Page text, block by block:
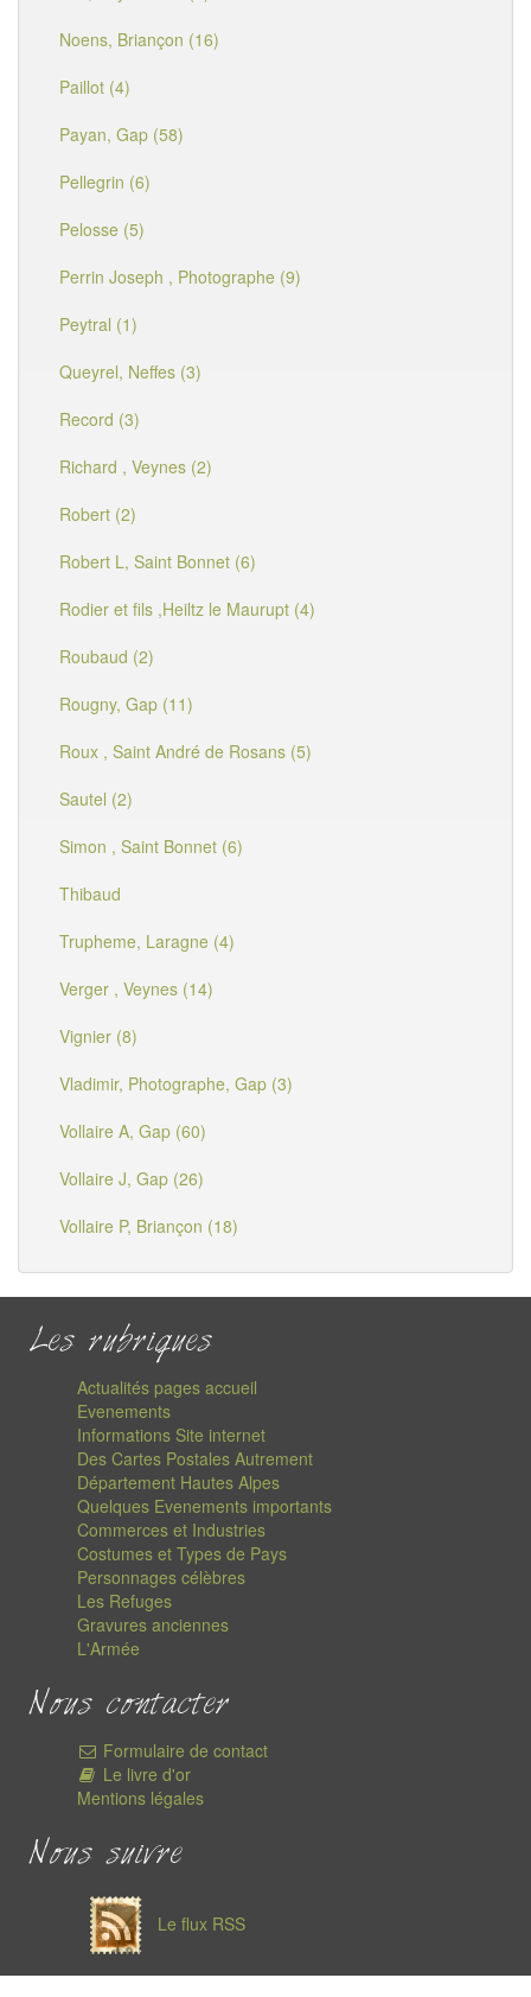
Noens, Briançon (16)
Paillot (4)
Payan, Gap (58)
Pellegrin (6)
Pelosse (5)
Perrin Joseph , Photographe (9)
Peytral (1)
Queyrel, Neffes (3)
Record (3)
Richard , Veynes (2)
Robert (2)
Robert L, Saint Bonnet (6)
Rodier et fils ,Heiltz le Maurupt (4)
Roubaud (2)
Rougny, Gap (11)
Roux , Saint André de Rosans (5)
Sautel (2)
Simon , Saint Bonnet (6)
Thibaud
Trupheme, Laragne (4)
Verger , Veynes (14)
Vignier (8)
Vladimir, Photographe, Gap (3)
Vollaire A, Gap (60)
Vollaire J, Gap (26)
Vollaire P, Briançon (18)
Les rubriques
Actualités pages accueil
Evenements
Informations Site internet
Des Cartes Postales Autrement
Département Hautes Alpes
Quelques Evenements importants
Commerces et Industries
Costumes et Types de Pays
Personnages célèbres
Les Refuges
Gravures anciennes
L'Armée
Nous contacter
Formulaire de contact
Le livre d'or
Mentions légales
Nous suivre
Le flux RSS